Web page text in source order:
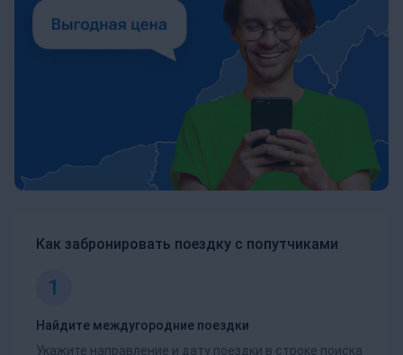
Как забронировать поездку с попутчиками
1
Найдите междугородние поездки
Укажите направление и дату поездки в строке поиска